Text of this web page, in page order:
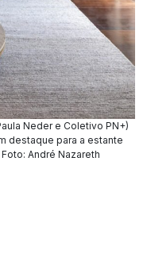
Neder e Coletivo PN+)
destaque para a estante
André Nazareth